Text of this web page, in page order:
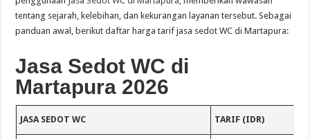
tentang sejarah, kelebihan, dan kekurangan layanan tersebut. Sebagai
panduan awal, berikut daftar harga tarif jasa sedot WC di Martapura:
Jasa Sedot WC di
Martapura 2026
JASA SEDOT WC TARIF (IDR)